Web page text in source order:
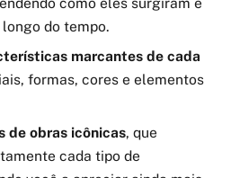
do tempo.
marcantes de cada
formas, cores e elementos
de obras icônicas, que
cada tipo de